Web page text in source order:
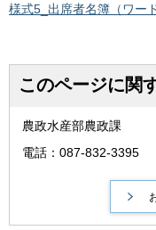
様式5_出席者名簿（ワー
このページに関
農政水産部農政課
電話：087-832-3395